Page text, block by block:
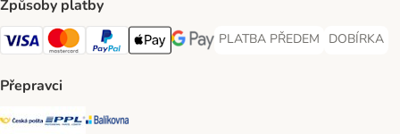
Způsoby platby
Visa Payment Method
Mastercard Payment Method
PayPal Payment Method
Apple pay Payment Method
GooglePay Payment Method
PLATBA PŘEDEM
PLATBA PŘEDEM Payment
DOBÍRKA
DOBÍRKA
Přepravci
Česká pošta Shipping Method
PPL Shipping Method
Balíkovna Shipping Method